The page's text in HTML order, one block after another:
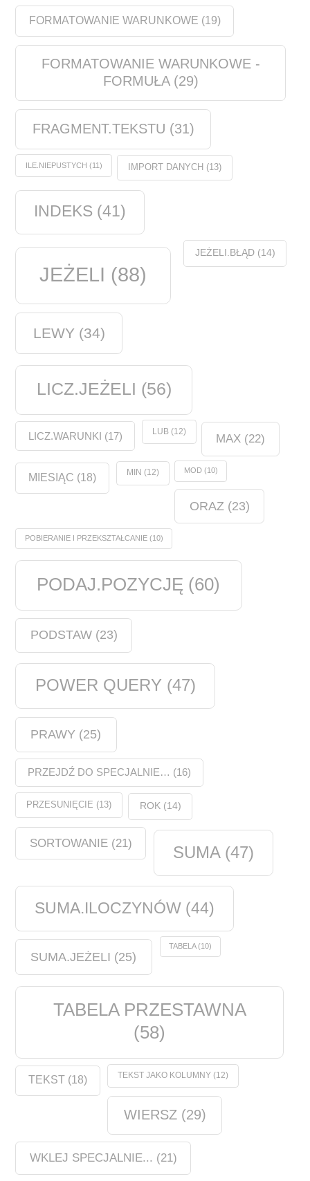
FORMATOWANIE WARUNKOWE (19)
FORMATOWANIE WARUNKOWE -
FORMUŁA(29)
FRAGMENT.TEKSTU (31)
ILE.NIEPUSTYCH (11) IMPORT DANYCH (13)
INDEKS (41)
JEŻELI (88)
JEŻELI.BŁĄD(14)
LEWY (34)
LICZ.JEŻELI (56)
LICZ.WARUNKI (17) LUB(12)
MAX(22)
MIESIĄC (18) MIN (12) MOD(10)
ORAZ (23)
POBIERANIE I PRZEKSZTAŁCANIE(10)
PODAJ.POZYCJĘ (60)
PODSTAW(23)
POWER QUERY (47)
PRAWY (25)
PRZEJDŹ DO SPECJALNIE… (16)
PRZESUNIĘCIE (13) ROK(14)
SORTOWANIE(21) SUMA(47)
SUMA.ILOCZYNÓW (44)
SUMA.JEŻELI (25)
TABELA(10)
TABELA PRZESTAWNA
(58)
TEKST (18) TEKST JAKO KOLUMNY(12)
WIERSZ(29)
WKLEJ SPECJALNIE... (21)